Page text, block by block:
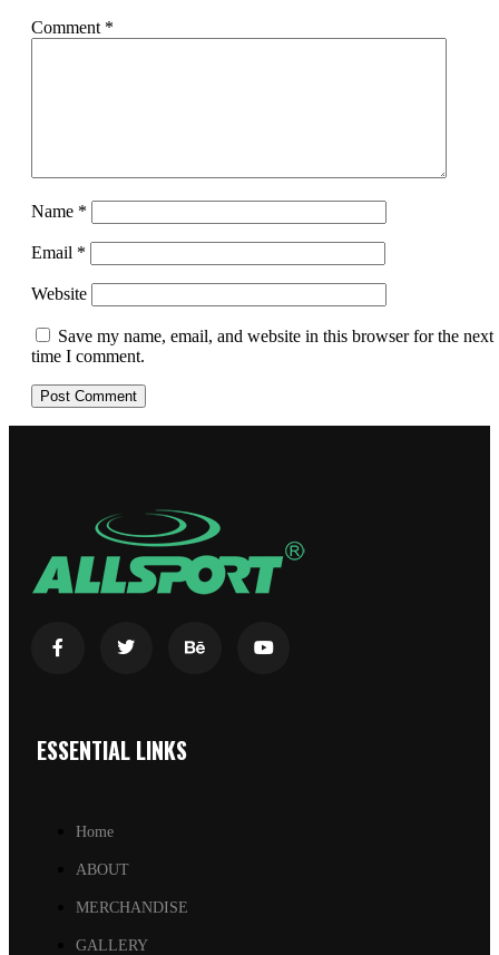
Comment *
Name *
Email *
Website
Save my name, email, and website in this browser for the next
time I comment.
ESSENTIAL LINKS
Home
ABOUT
MERCHANDISE
GALLERY